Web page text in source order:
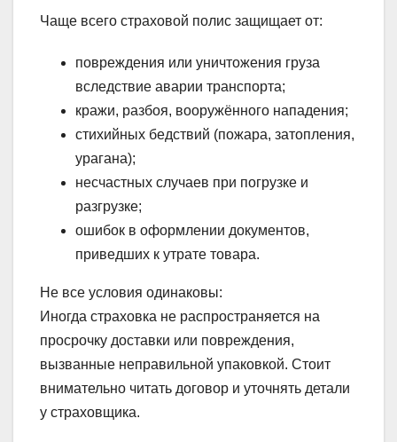
Чаще всего страховой полис защищает от:
повреждения или уничтожения груза
вследствие аварии транспорта;
кражи, разбоя, вооружённого нападения;
стихийных бедствий (пожара, затопления,
урагана);
несчастных случаев при погрузке и
разгрузке;
ошибок в оформлении документов,
приведших к утрате товара.
Не все условия одинаковы:
Иногда страховка не распространяется на
просрочку доставки или повреждения,
вызванные неправильной упаковкой. Стоит
внимательно читать договор и уточнять детали
у страховщика.